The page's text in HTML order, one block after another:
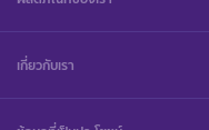
เกี่ยวกับเรา